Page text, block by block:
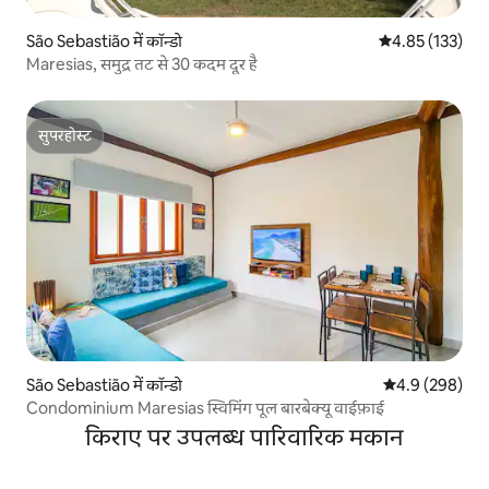
São Sebastião में कॉन्डो औसत रेटिंग 5 में से
4.85 (133)
Maresias, समुद्र तट से 30 कदम दूर है
सुपरहोस्ट
सुपरहोस्ट
São Sebastião में कॉन्डो औसत रेटिंग 5 में
4.9 (298)
Condominium Maresias स्विमिंग पूल बारबेक्यू वाईफ़ाई
किराए पर उपलब्ध पारिवारिक मकान